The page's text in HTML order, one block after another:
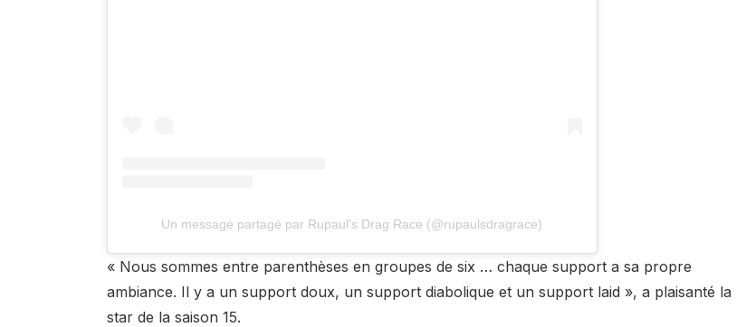
Un message partagé par Rupaul's Drag Race (@rupaulsdragrace)
« Nous sommes entre parenthèses en groupes de six … chaque support a sa propre
ambiance. Il y a un support doux, un support diabolique et un support laid », a plaisanté la
star de la saison 15.